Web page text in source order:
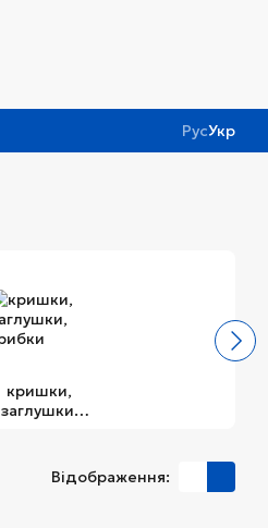
РусУкр
кришки,
заглушки,
Відображення: